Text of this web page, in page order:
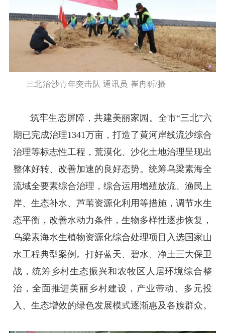
三北治沙青年突击队 通讯员 崔冉昕/摄
筑牢生态屏障，共建美丽家园。全市“三北”六
期已完成治理1341万亩，打造了黄河岸线流沙综合
治理等标志性工程，荒漠化、沙化土地治理呈现出
整体好转、改善加速的良好态势。统筹乌梁素海全
流域全要素综合治理，综合运用增殖放流、渔民上
岸、生态补水、芦苇资源化利用等措施，调节水生
态平衡，改善水动力条件，生物多样性逐步恢复，
乌梁素海水生植物资源化综合处理项目入选国家山
水工程典型案例。打好蓝天、碧水、净土三大保卫
战，统筹乡村生态振兴和农牧区人居环境综合整
治，全面推进美丽乡村建设，产业带动、多元投
入、生态增效的绿色发展模式逐渐惠及各族群众。